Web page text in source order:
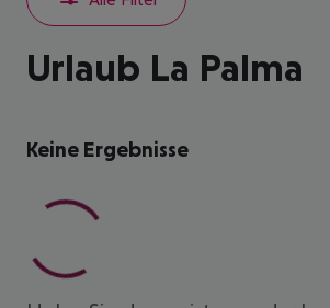
Urlaub La Palma
Keine Ergebnisse